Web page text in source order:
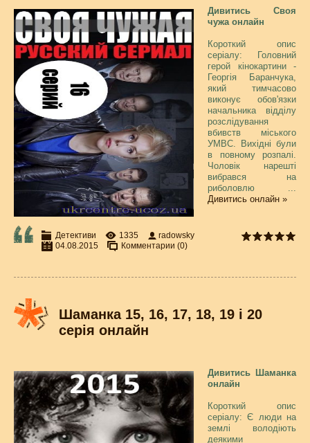
Дивитись Своя
чужа онлайн
Короткий опис
серіалу: Головний
герой кінокартини -
Георгія Баранчука,
який тимчасово
виконує обов'язки
начальника відділу
розслідування
вбивств міського
УМВС. Вихідні були
в повному розпалі.
Чоловік нарешті
вибрався на
риболовлю ...
Дивитись онлайн »
Детективи 1335
radowsky
04.08.2015
Комментарии (0)
Шаманка 15, 16, 17, 18, 19 і 20
серія онлайн
Дивитись Шаманка
онлайн
Короткий опис
серіалу: Є люди на
землі володіють
деякими